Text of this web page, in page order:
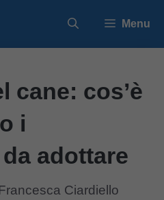
Menu
cane: cos’è
i
adottare
Ciardiello